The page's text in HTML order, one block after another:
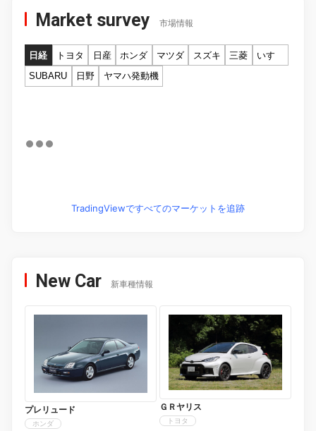
Market survey 市場情報
日経 トヨタ 日産 ホンダ マツダ スズキ 三菱
いすゞ
SUBARU
日野 ヤマハ発動機
TradingViewですべてのマーケットを追跡
New Car 新車種情報
プレリュード
ホンダ
ＧＲヤリス
トヨタ